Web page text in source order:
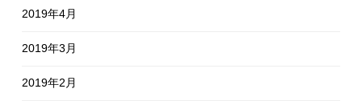
2019年4月
2019年3月
2019年2月